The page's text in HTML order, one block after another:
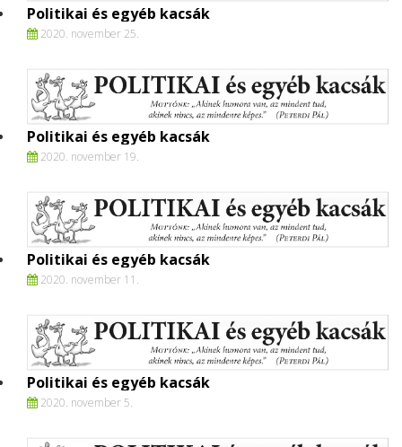
Politikai és egyéb kacsák
2020. november 25.
Politikai és egyéb kacsák
2020. november 19.
Politikai és egyéb kacsák
2020. november 11.
Politikai és egyéb kacsák
2020. november 5.